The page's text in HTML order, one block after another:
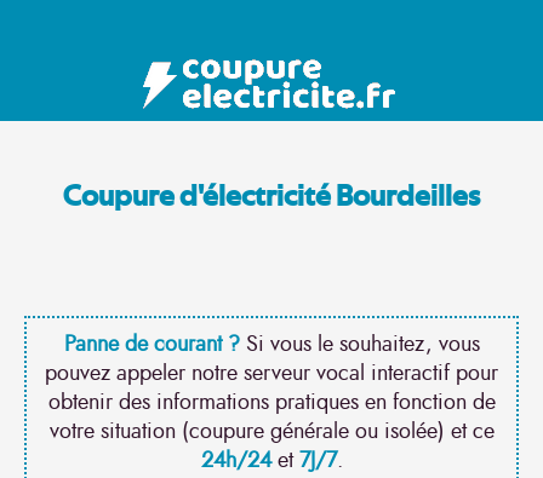
Coupure d'électricité Bourdeilles
Panne de courant ?Si vous le souhaitez, vous
pouvez appeler notre serveur vocal interactif pour
obtenir des informations pratiques en fonction de
votre situation (coupure générale ou isolée) et ce
24h/24et7J/7.